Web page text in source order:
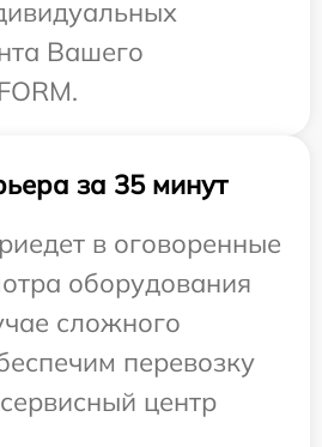
Вашего
за 35 минут
в оговоренные
оборудования
сложного
перевозку
центр